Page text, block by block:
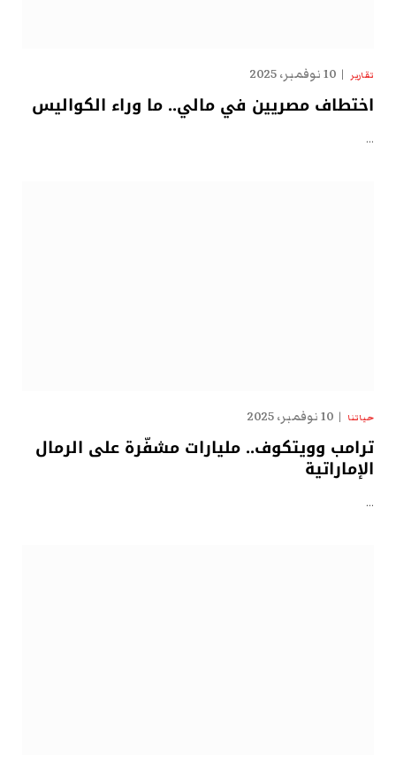
تقارير 10 نوفمبر، 2025
اختطاف مصريين في مالي.. ما وراء الكواليس
…
حياتنا 10 نوفمبر، 2025
ترامب وويتكوف.. مليارات مشفّرة على الرمال
الإماراتية
…